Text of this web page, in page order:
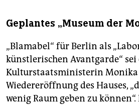
Geplantes „Museum der
„Blamabel“ für Berlin als
künstlerischen Avantgarde“ sei
Kulturstaatsministerin Monika
Wiedereröffnung des Hauses,
wenig Raum geben zu können“.